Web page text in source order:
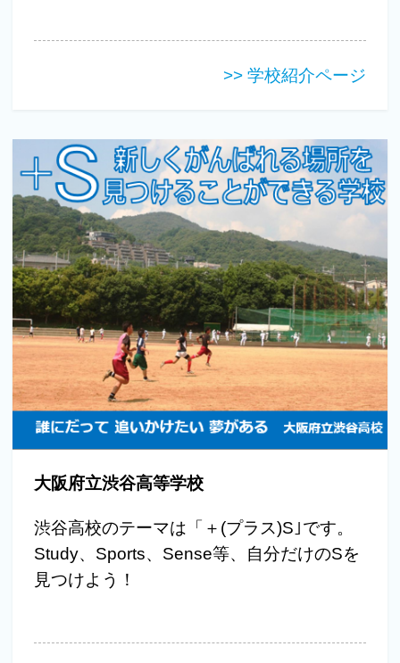
>> 学校紹介ページ
大阪府立渋谷高等学校
渋谷高校のテーマは「＋(プラス)S｣です。
Study、Sports、Sense等、自分だけのSを
見つけよう！